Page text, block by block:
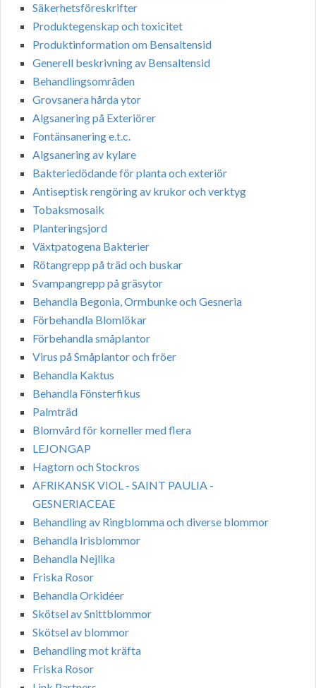
Säkerhetsföreskrifter
Produktegenskap och toxicitet
Produktinformation om Bensaltensid
Generell beskrivning av Bensaltensid
Behandlingsområden
Grovsanera hårda ytor
Algsanering på Exteriörer
Fontänsanering e.t.c.
Algsanering av kylare
Bakteriedödande för planta och exteriör
Antiseptisk rengöring av krukor och verktyg
Tobaksmosaik
Planteringsjord
Växtpatogena Bakterier
Rötangrepp på träd och buskar
Svampangrepp på gräsytor
Behandla Begonia, Ormbunke och Gesneria
Förbehandla Blomlökar
Förbehandla småplantor
Virus på Småplantor och fröer
Behandla Kaktus
Behandla Fönsterfikus
Palmträd
Blomvård för korneller med flera
LEJONGAP
Hagtorn och Stockros
AFRIKANSK VIOL - SAINT PAULIA -
GESNERIACEAE
Behandling av Ringblomma och diverse blommor
Behandla Irisblommor
Behandla Nejlika
Friska Rosor
Behandla Orkidéer
Skötsel av Snittblommor
Skötsel av blommor
Behandling mot kräfta
Friska Rosor